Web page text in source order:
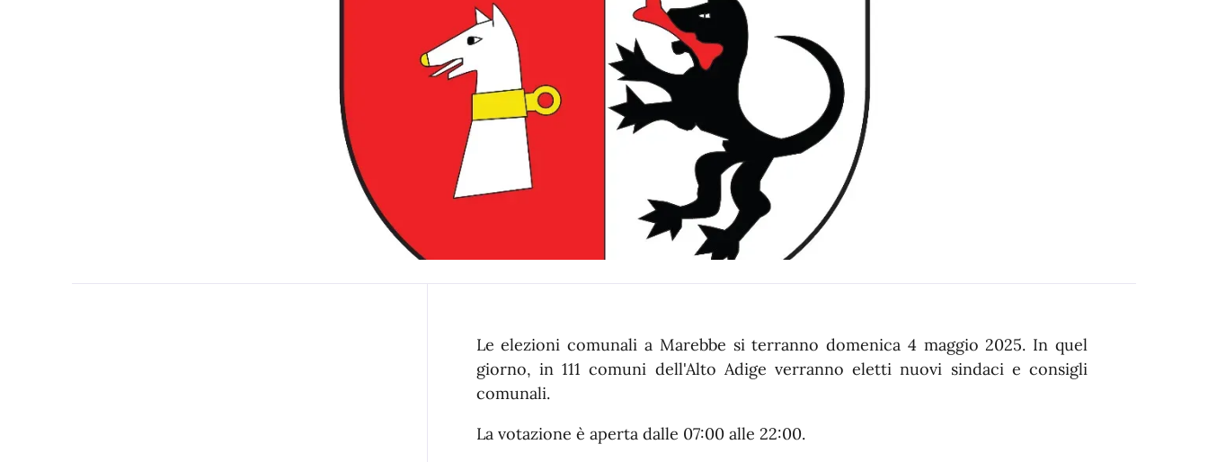
Le elezioni comunali a Marebbe si terranno domenica 4 maggio 2025. In quel
giorno, in 111 comuni dell'Alto Adige verranno eletti nuovi sindaci e consigli
comunali.
La votazione è aperta dalle 07:00 alle 22:00.